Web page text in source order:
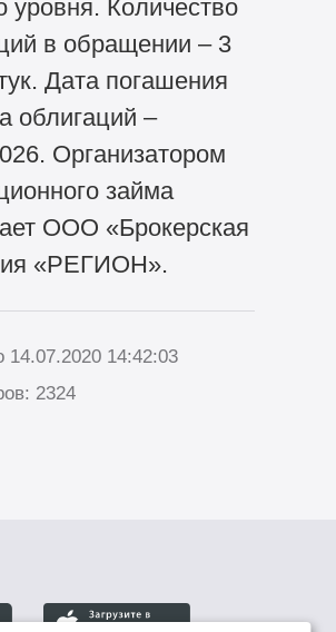
уровня. Количество
в обращении – 3
Дата погашения
облигаций –
Организатором
займа
ООО «Брокерская
«РЕГИОН».
14.07.2020 14:42:03
2324